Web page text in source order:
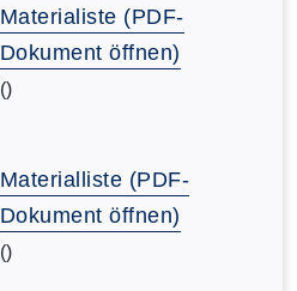
Materialiste (PDF-
Dokument öffnen)
()
Materialliste (PDF-
Dokument öffnen)
()